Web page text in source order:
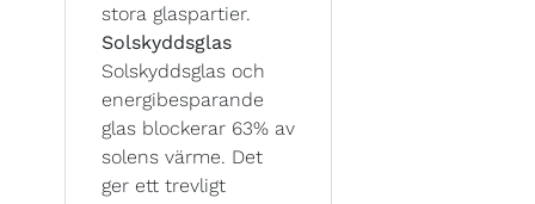
stora glaspartier.
Solskyddsglas
Solskyddsglas och
energibesparande
glas blockerar 63% av
solens värme. Det
ger ett trevligt